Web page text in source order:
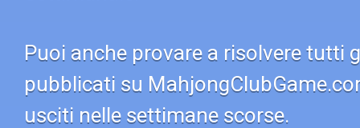
Puoi anche provare a risolvere tutti
pubblicati su
usciti nelle settimane scorse.